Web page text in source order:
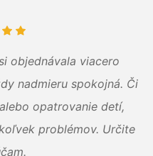
objednávala viacero
nadmieru spokojná. Či
opatrovanie detí,
problémov. Určite